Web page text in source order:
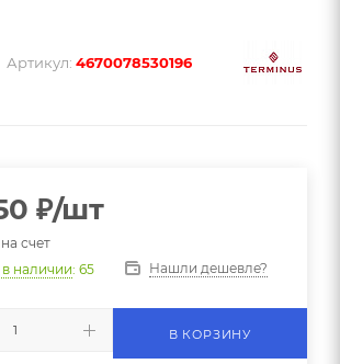
Артикул: 4670078530196
₽/шт
на счет
в наличии: 65 Нашли дешевле?
В КОРЗИНУ